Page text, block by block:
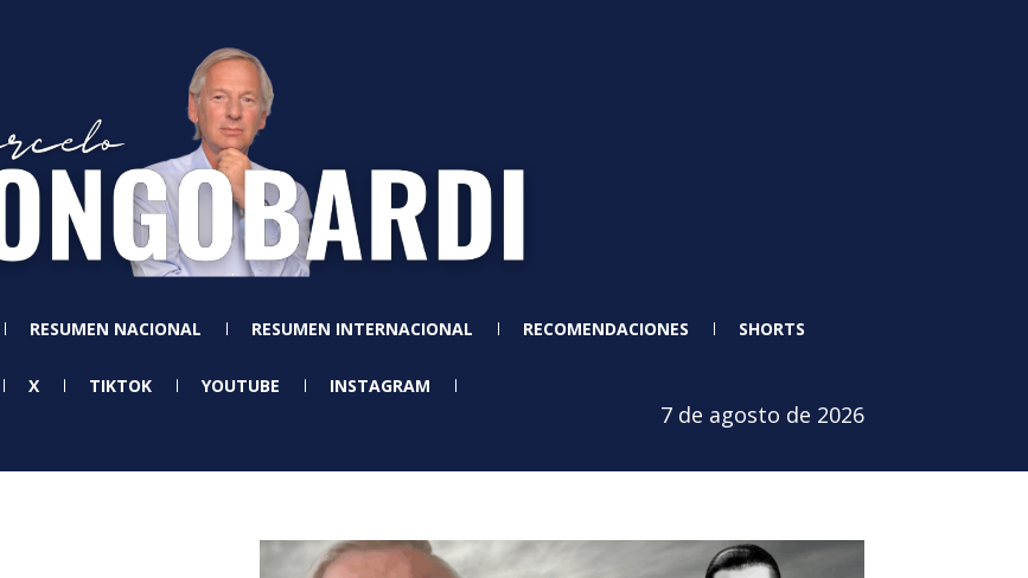
RESUMEN NACIONAL RESUMEN INTERNACIONAL RECOMENDACIONES SHORTS
X TIKTOK YOUTUBE INSTAGRAM
7 de agosto de 2026